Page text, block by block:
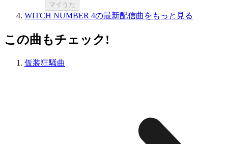
マイうた
WITCH NUMBER 4の最新配信曲をもっと見る
この曲もチェック!
仮装狂騒曲